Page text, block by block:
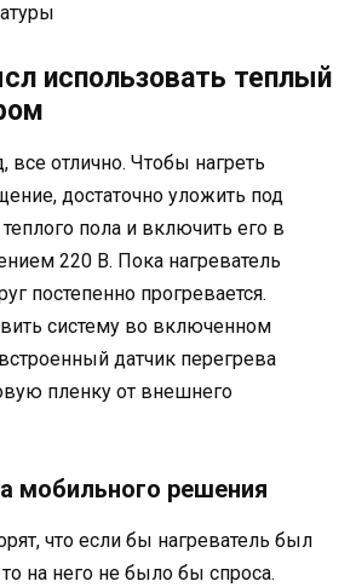
использовать теплый
все отлично. Чтобы нагреть
достаточно уложить под
пола и включить его в
220 В. Пока нагреватель
постепенно прогревается.
систему во включенном
датчик перегрева
пленку от внешнего
мобильного решения
что если бы нагреватель был
на него не было бы спроса.